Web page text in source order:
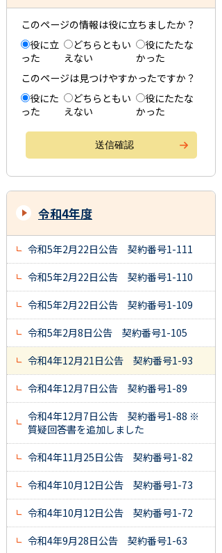
このページの情報は役に立ちましたか？
役に立
った
どちらともい
えない
役にたたな
かった
このページは見つけやすかったですか？
役にた
った
どちらともい
えない
役にたたな
かった
令和4年度
令和5年2月22日公告 契約番号1-111
令和5年2月22日公告 契約番号1-110
令和5年2月22日公告 契約番号1-109
令和5年2月8日公告 契約番号1-105
令和4年12月21日公告 契約番号1-93
令和4年12月7日公告 契約番号1-89
令和4年12月7日公告 契約番号1-88 ※
質疑回答書を追加しました
令和4年11月25日公告 契約番号1-82
令和4年10月12日公告 契約番号1-73
令和4年10月12日公告 契約番号1-72
令和4年9月28日公告 契約番号1-63